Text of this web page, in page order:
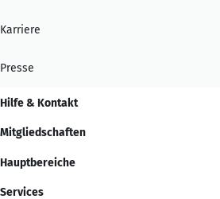
Karriere
Presse
Hilfe & Kontakt
Mitgliedschaften
Hauptbereiche
Services